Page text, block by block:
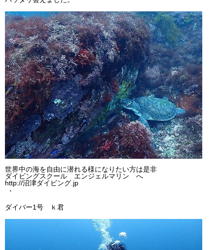
お客様の声
Q & A
世界中の海を自由に潜れる様になりたい方は是非
ダイビングスクール エンジェルマリン へ
http://沼津ダイビング.jp
・
ダイバー1号 ｋ君